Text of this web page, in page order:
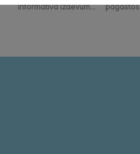
informatīvā izdevum...
pagastos